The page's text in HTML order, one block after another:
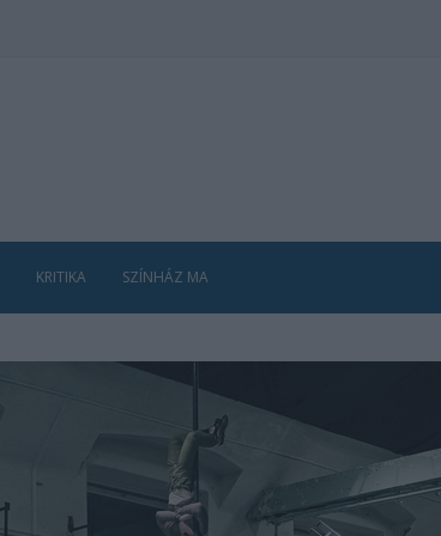
KRITIKA SZÍNHÁZ MA